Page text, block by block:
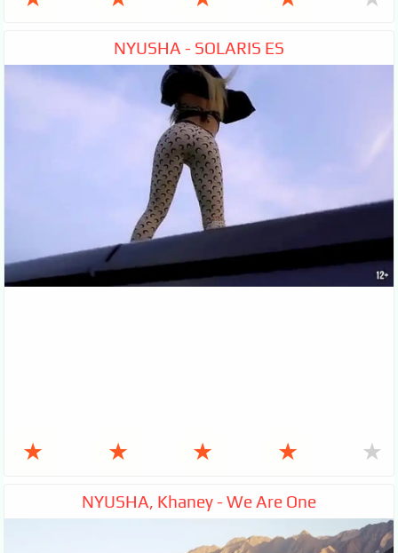
NYUSHA - SOLARIS ES
★ ★ ★ ★ ★
NYUSHA, Khaney - We Are One